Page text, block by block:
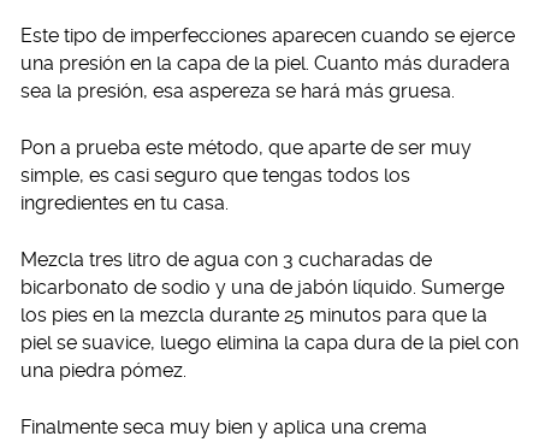
Este tipo de imperfecciones aparecen cuando se ejerce
una presión en la capa de la piel. Cuanto más duradera
sea la presión, esa aspereza se hará más gruesa.
Pon a prueba este método, que aparte de ser muy
simple, es casi seguro que tengas todos los
ingredientes en tu casa.
Mezcla tres litro de agua con 3 cucharadas de
bicarbonato de sodio y una de jabón líquido. Sumerge
los pies en la mezcla durante 25 minutos para que la
piel se suavice, luego elimina la capa dura de la piel con
una piedra pómez.
Finalmente seca muy bien y aplica una crema